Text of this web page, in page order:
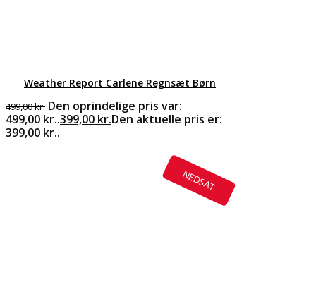
Weather Report Carlene Regnsæt Børn
499,00kr. Den oprindelige pris var:
499,00 kr..399,00 kr.Den aktuelle pris er:
399,00 kr..
NEDSAT